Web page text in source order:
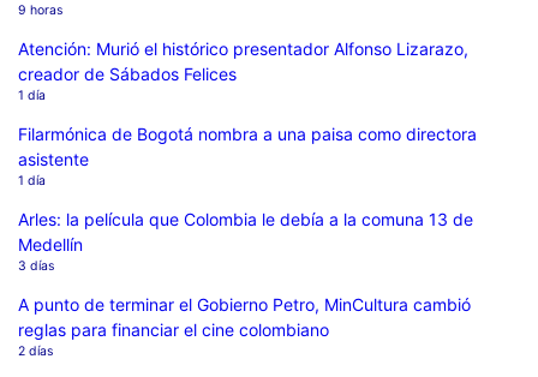
9 horas
Atención: Murió el histórico presentador Alfonso Lizarazo,
creador de Sábados Felices
1 día
Filarmónica de Bogotá nombra a una paisa como directora
asistente
1 día
Arles: la película que Colombia le debía a la comuna 13 de
Medellín
3 días
A punto de terminar el Gobierno Petro, MinCultura cambió
reglas para financiar el cine colombiano
2 días